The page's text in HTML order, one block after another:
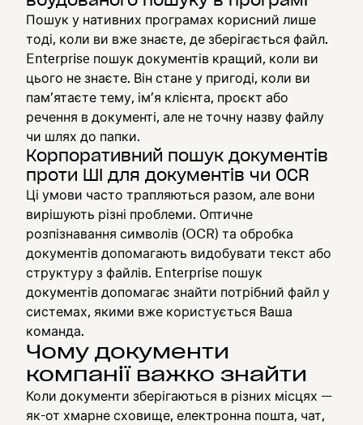
Пошук у нативних програмах корисний лише
тоді, коли ви вже знаєте, де зберігається файл.
Enterprise пошук документів кращий, коли ви
цього не знаєте. Він стане у пригоді, коли ви
пам’ятаєте тему, ім’я клієнта, проєкт або
речення в документі, але не точну назву файлу
чи шлях до папки.
Корпоративний пошук документів
проти ШІ для документів чи OCR
Ці умови часто трапляються разом, але вони
вирішують різні проблеми. Оптичне
розпізнавання символів (OCR) та обробка
документів допомагають видобувати текст або
структуру з файлів. Enterprise пошук
документів допомагає знайти потрібний файл у
системах, якими вже користується Ваша
команда.
Чому документи
компанії важко знайти
Коли документи зберігаються в різних місцях —
як-от хмарне сховище, електронна пошта, чат,